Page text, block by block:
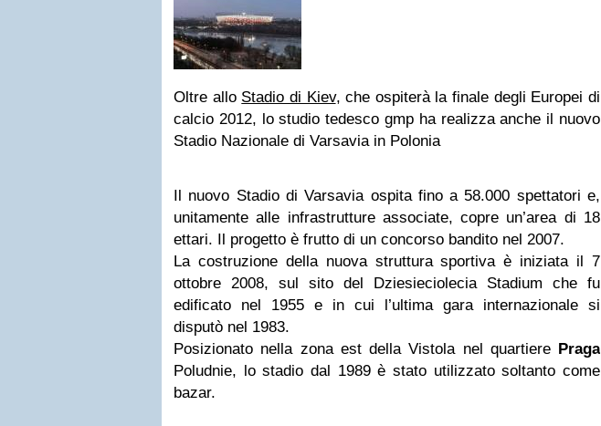
Oltre allo Stadio di Kiev, che ospiterà la finale degli Europei di
calcio 2012, lo studio tedesco gmp ha realizza anche il nuovo
Stadio Nazionale di Varsavia in Polonia
Il nuovo Stadio di Varsavia ospita fino a 58.000 spettatori e,
unitamente alle infrastrutture associate, copre un’area di 18
ettari. Il progetto è frutto di un concorso bandito nel 2007.
La costruzione della nuova struttura sportiva è iniziata il 7
ottobre 2008, sul sito del Dziesieciolecia Stadium che fu
edificato nel 1955 e in cui l’ultima gara internazionale si
disputò nel 1983.
Posizionato nella zona est della Vistola nel quartiere Praga
Poludnie, lo stadio dal 1989 è stato utilizzato soltanto come
bazar.